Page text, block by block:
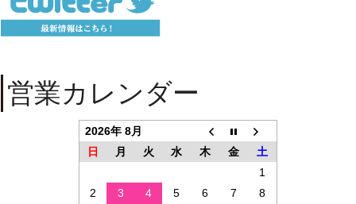
営業カレンダー
2026年 8月
日
月 火 水 木 金
土
1
2
3 4 5 6 7 8